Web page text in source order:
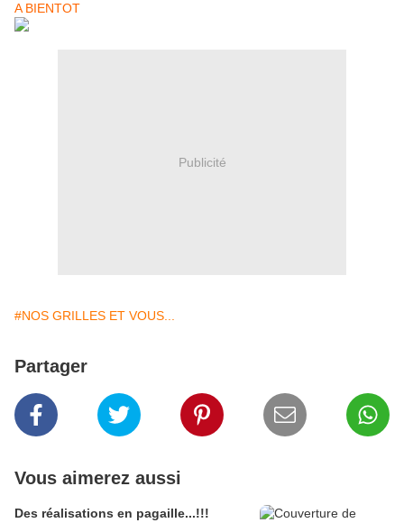
A BIENTOT
Publicité
#NOS GRILLES ET VOUS...
Partager
Vous aimerez aussi
Des réalisations en pagaille...!!!